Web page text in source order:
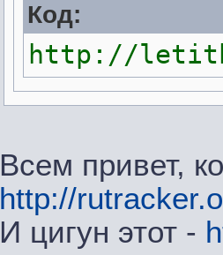
Код:
http://
Всем привет,
http://
И цигун этот -